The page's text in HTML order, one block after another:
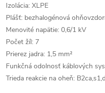
Izolácia: XLPE
Plášť: bezhalogénová
Menovité napätie: 0,6/1 kV
Počet žíl: 7
Prierez jadra: 1,5 mm²
Funkčná odolnosť káblových
Trieda reakcie na oheň: